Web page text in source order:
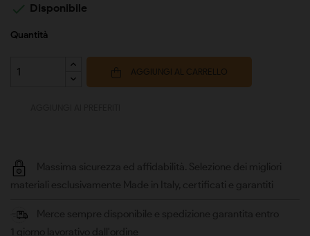
 Disponibile
Quantità
AGGIUNGI AL CARRELLO